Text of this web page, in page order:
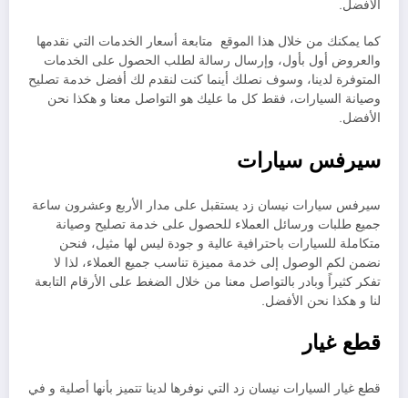
الأفضل.
كما يمكنك من خلال هذا الموقع متابعة أسعار الخدمات التي نقدمها
والعروض أول بأول، وإرسال رسالة لطلب الحصول على الخدمات
المتوفرة لدينا، وسوف نصلك أينما كنت لنقدم لك أفضل خدمة تصليح
وصيانة السيارات، فقط كل ما عليك هو التواصل معنا و هكذا نحن
الأفضل.
سيرفس سيارات
سيرفس سيارات نيسان زد يستقبل على مدار الأربع وعشرون ساعة
جميع طلبات ورسائل العملاء للحصول على خدمة تصليح وصيانة
متكاملة للسيارات باحترافية عالية و جودة ليس لها مثيل، فنحن
نضمن لكم الوصول إلى خدمة مميزة تناسب جميع العملاء، لذا لا
تفكر كثيراً وبادر بالتواصل معنا من خلال الضغط على الأرقام التابعة
لنا و هكذا نحن الأفضل.
قطع غيار
قطع غيار السيارات نيسان زد التي نوفرها لدينا تتميز بأنها أصلية و في